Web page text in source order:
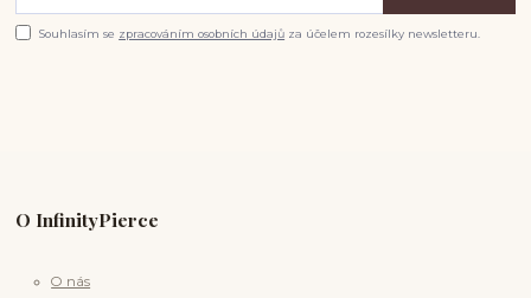
Souhlasím se zpracováním osobních údajů za účelem rozesílky newsletteru.
O InfinityPierce
O nás